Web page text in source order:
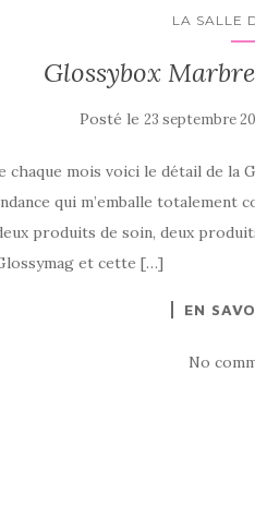
LA SALLE
Glossybox
Posté le 23 septembre
chaque mois voici le détail de la
qui m’emballe totalement
produits de soin, deux
et cette […]
EN
No